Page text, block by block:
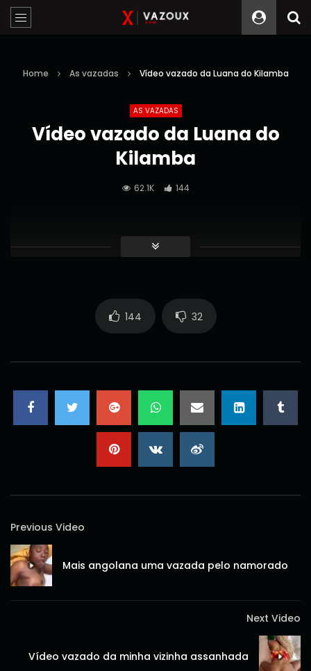
Home As vazadas Vídeo vazado da Luana do Kilamba
AS VAZADAS
Vídeo vazado da Luana do
Kilamba
62.1K 144
144 32
Previous Video
Mais angolana uma vazada pelo namorado
Next Video
Vídeo vazado da minha vizinha assanhada